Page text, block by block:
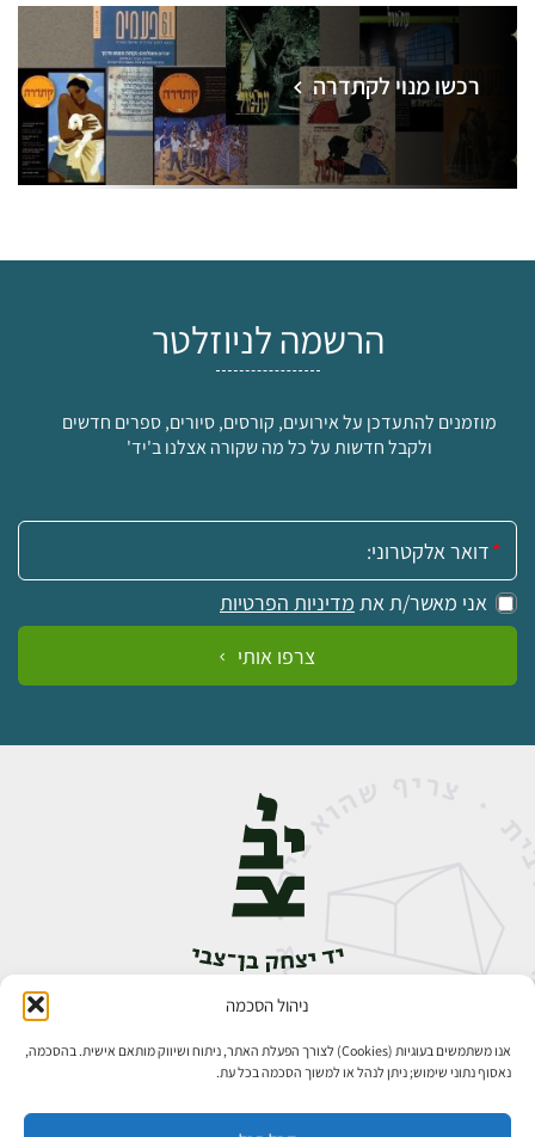
ניהול הסכמה
אנו משתמשים בעוגיות (Cookies) לצורך הפעלת האתר, ניתוח ושיווק מותאם אישית. בהסכמה,
נאסוף נתוני שימוש; ניתן לנהל או למשוך הסכמה בכל עת.
רכשו מנוי לקתדרה
הרשמה לניוזלטר
מוזמנים להתעדכן על אירועים, קורסים, סיורים, ספרים חדשים
ולקבל חדשות על כל מה שקורה אצלנו ב'יד'
אימייל:
אני מאשר/ת את מדיניות הפרטיות
צרפו אותי
אבן גבירול 14, רחביה, ירושלים